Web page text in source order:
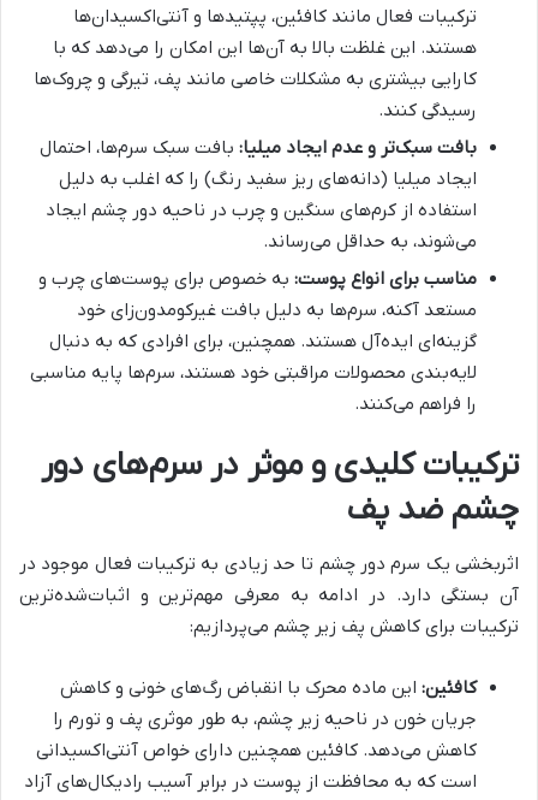
ترکیبات فعال مانند کافئین، پپتیدها و آنتی‌اکسیدان‌ها
هستند. این غلظت بالا به آن‌ها این امکان را می‌دهد که با
کارایی بیشتری به مشکلات خاصی مانند پف، تیرگی و چروک‌ها
رسیدگی کنند.
بافت سبک‌تر و عدم ایجاد میلیا: بافت سبک سرم‌ها، احتمال
ایجاد میلیا (دانه‌های ریز سفید رنگ) را که اغلب به دلیل
استفاده از کرم‌های سنگین و چرب در ناحیه دور چشم ایجاد
می‌شوند، به حداقل می‌رساند.
مناسب برای انواع پوست: به خصوص برای پوست‌های چرب و
مستعد آکنه، سرم‌ها به دلیل بافت غیرکومدون‌زای خود
گزینه‌ای ایده‌آل هستند. همچنین، برای افرادی که به دنبال
لایه‌بندی محصولات مراقبتی خود هستند، سرم‌ها پایه مناسبی
را فراهم می‌کنند.
ترکیبات کلیدی و موثر در سرم‌های دور
چشم ضد پف
اثربخشی یک سرم دور چشم تا حد زیادی به ترکیبات فعال موجود در
آن بستگی دارد. در ادامه به معرفی مهم‌ترین و اثبات‌شده‌ترین
ترکیبات برای کاهش پف زیر چشم می‌پردازیم:
کافئین: این ماده محرک با انقباض رگ‌های خونی و کاهش
جریان خون در ناحیه زیر چشم، به طور موثری پف و تورم را
کاهش می‌دهد. کافئین همچنین دارای خواص آنتی‌اکسیدانی
است که به محافظت از پوست در برابر آسیب رادیکال‌های آزاد